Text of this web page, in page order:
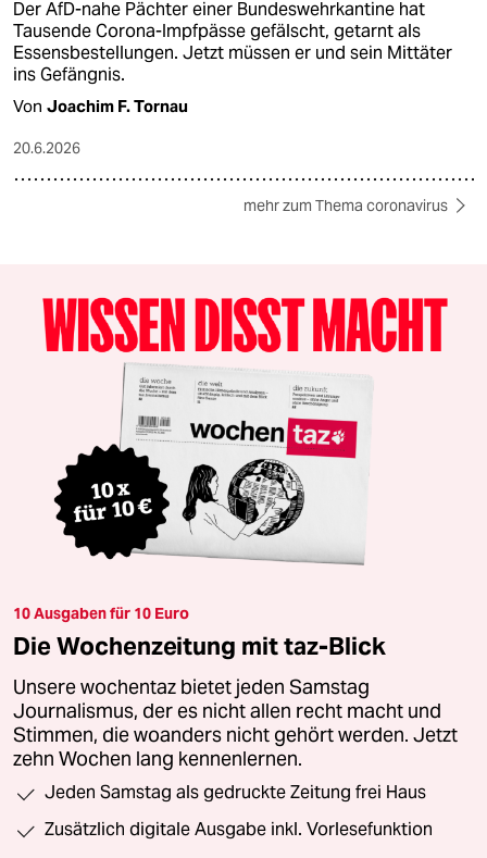
Der AfD-nahe Pächter einer Bundeswehrkantine hat
Tausende Corona-Impfpässe gefälscht, getarnt als
Essensbestellungen. Jetzt müssen er und sein Mittäter
ins Gefängnis.
Von Joachim F. Tornau
20.6.2026
mehr zum Thema coronavirus
10 Ausgaben für 10 Euro
Die Wochenzeitung mit taz-Blick
Unsere wochentaz bietet jeden Samstag
Journalismus, der es nicht allen recht macht und
Stimmen, die woanders nicht gehört werden. Jetzt
zehn Wochen lang kennenlernen.
Jeden Samstag als gedruckte Zeitung frei Haus
Zusätzlich digitale Ausgabe inkl. Vorlesefunktion